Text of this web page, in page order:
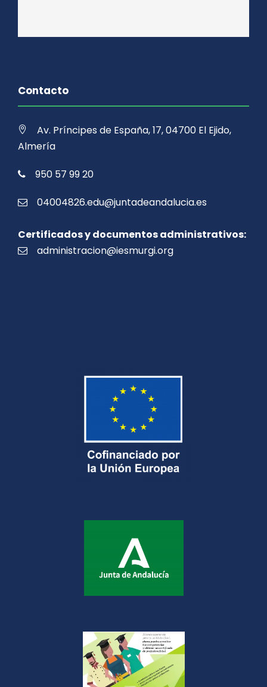
Contacto
Av. Príncipes de España, 17, 04700 El Ejido,
Almería
950 57 99 20
04004826.edu@juntadeandalucia.es
Certificados y documentos administrativos:
administracion@iesmurgi.org